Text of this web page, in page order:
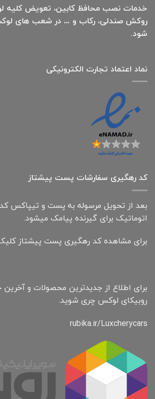
خدمات نصب محافظ کابین، تعویض کلیه
روکش صندلی، رکاب و … در شعب های
شود.
نماد اعتماد تجارت الكترونیكی
کد رهگیری سفارشات پست پیشتاز
بعد از تحویل مرسوله به پست و تیپاکس
اتوماتیک برای گیرنده پیامک میشود.
برای مشاهده کد رهگیری پست پیشتاز
برای اطلاع از جدیدترین محصولات و آخرین
روبیکای لوکس چری شوید.
rubika.ir/Luxcherycars